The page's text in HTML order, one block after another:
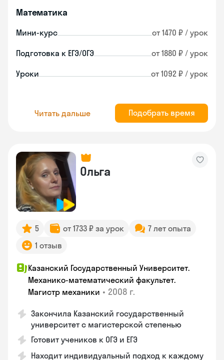
Математика
Мини-курс от 1470 ₽ / урок
Подготовка к ЕГЭ/ОГЭ от 1880 ₽ / урок
Уроки от 1092 ₽ / урок
Читать дальше Подобрать время
Ольга
5 от 1733 ₽ за урок
7 лет опыта
1 отзыв
Казанский Государственный Университет.
Механико-математический факультет.
Магистр механики • 2008 г.
Закончила Казанский государственный
университет с магистерской степенью
Готовит учеников к ОГЭ и ЕГЭ
Находит индивидуальный подход к каждому